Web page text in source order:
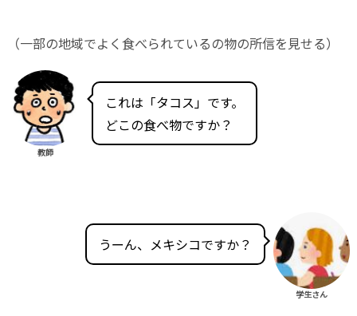
（一部の地域でよく食べられているの物の所信を見せる）
教師
これは「タコス」です。
どこの食べ物ですか？
うーん、メキシコですか？
学生さん